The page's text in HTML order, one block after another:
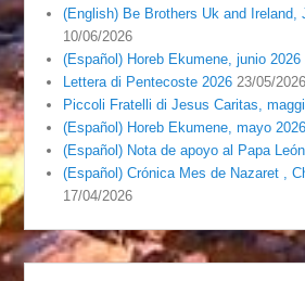
(English) Be Brothers Uk and Ireland,
10/06/2026
(Español) Horeb Ekumene, junio 2026
Lettera di Pentecoste 2026 23/05/2026
Piccoli Fratelli di Jesus Caritas,
(Español) Horeb Ekumene, mayo 2026
(Español) Nota de apoyo al Papa León
(Español) Crónica Mes de Nazaret ,
17/04/2026